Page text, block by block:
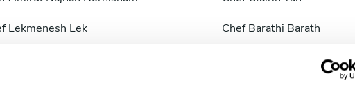
Lekmenesh Lek Chef Barathi Barath
Muhammad Zairul